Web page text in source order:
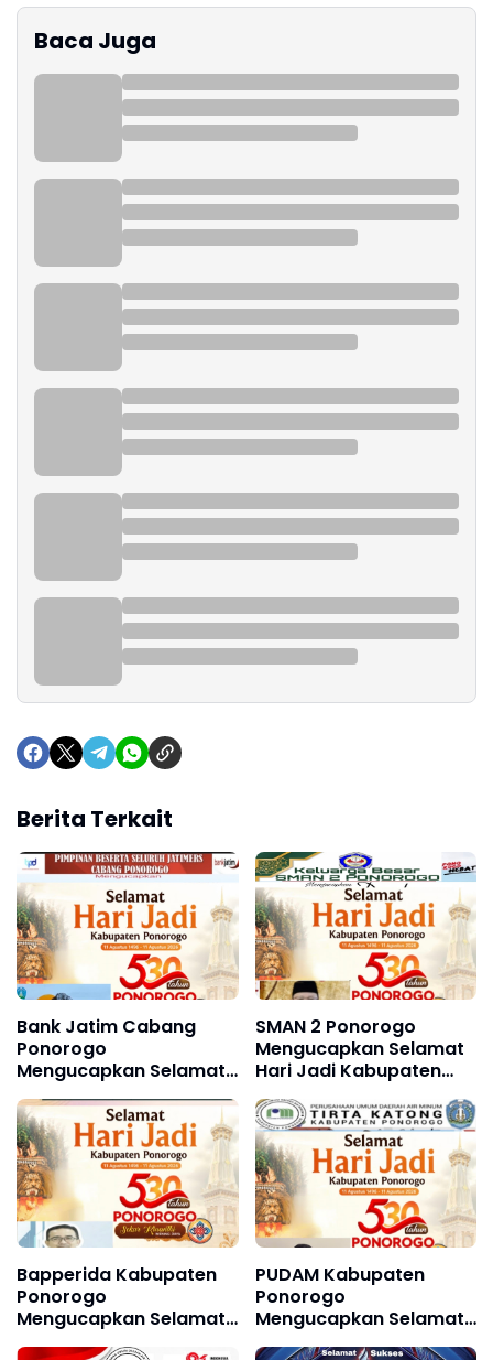
Baca Juga
Berita Terkait
Bank Jatim Cabang
Ponorogo
Mengucapkan Selamat
Hari Jadi Kabupaten
Ponorogo ke 530, 11
Agustus 1496 - 11
Agustus 2026
SMAN 2 Ponorogo
Mengucapkan Selamat
Hari Jadi Kabupaten
Ponorogo ke 530, 11
Agustus 1496 - 11
Agustus 2026
Bapperida Kabupaten
Ponorogo
Mengucapkan Selamat
Hari Jadi Kabupaten
PUDAM Kabupaten
Ponorogo
Mengucapkan Selamat
Hari Jadi Kabupaten